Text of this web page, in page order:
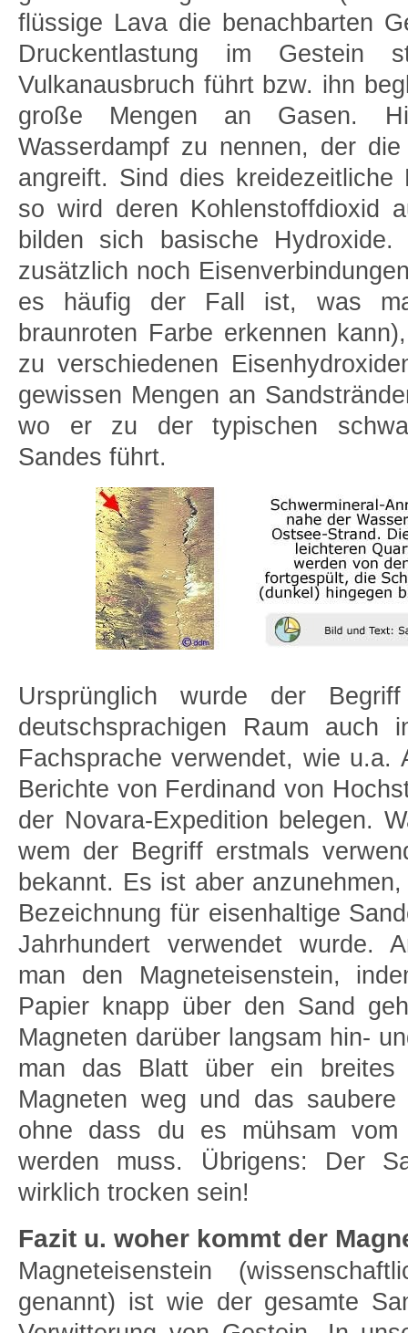
flüssige Lava die benachbarten
Druckentlastung im
Vulkanausbruch führt bzw. ihn
große Mengen an Gasen.
Wasserdampf zu nennen, der
angreift. Sind dies kreidezeitliche
so wird deren Kohlenstoffdioxid
bilden sich basische
zusätzlich noch
es häufig der Fall ist, was
braunroten Farbe erkennen
zu verschiedenen
gewissen Mengen an
wo er zu der typischen
Sandes führt.
Ursprünglich wurde der
deutschsprachigen Raum auch
Fachsprache verwendet, wie u.a.
Berichte von Ferdinand von
der Novara-Expedition belegen.
wem der Begriff erstmals
bekannt. Es ist aber
Bezeichnung für eisenhaltige
Jahrhundert verwendet wurde.
man den Magneteisenstein,
Papier knapp über den Sand
Magneten darüber langsam hin-
man das Blatt über ein breites
Magneten weg und das
ohne dass du es mühsam vom
werden muss. Übrigens: Der
wirklich trocken sein!
Fazit u. woher kommt der
Magneteisenstein
genannt) ist wie der gesamte